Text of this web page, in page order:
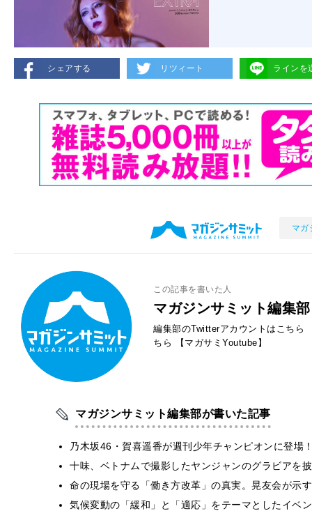
シェアする リツィート ラインを
マガ
この記事を書いた人
マガジンサミット編集部
編集部のTwitterアカウントはこちら
ちら
【マガサミYoutube】
マガジンサミット編集部が書いた記事
乃木坂46・賀喜遥香が週刊少年チャンピオンに登
十味、ベトナムで撮影したヤンジャンのグラビアを
命の現場を守る「働き方改革」の真実。晃友会が示
気候変動の「緩和」と「適応」をテーマとしたイベ